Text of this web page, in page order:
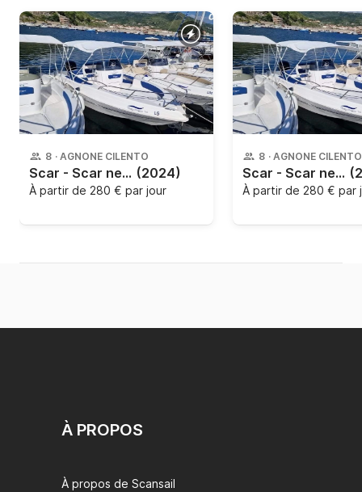
8 · AGNONE CILENTO
Scar - Scar next 215 (2024)
À partir de 280 € par jour
8 · AGNONE CILENTO
Scar - Scar next 215
À partir de 280 € par
À PROPOS
À propos de Scansail